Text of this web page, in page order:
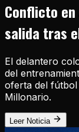
Conflicto
salida tras
El delantero
del
oferta del
Millonario.
Leer Noticia